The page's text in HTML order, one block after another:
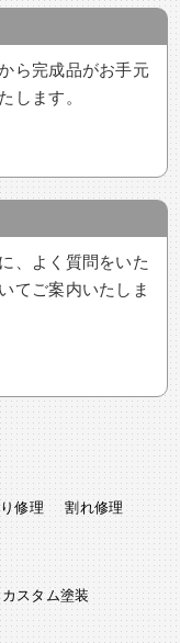
ら完成品がお手元
します。
、よく質問をいた
てご案内いたしま
修理 割れ修理
カスタム塗装